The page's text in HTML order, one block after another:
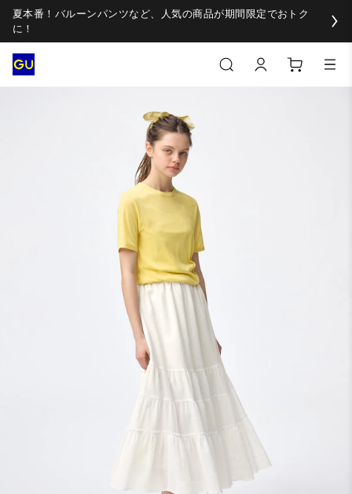
夏本番！バルーンパンツなど、人気の商品が期間限定でおトク
に！